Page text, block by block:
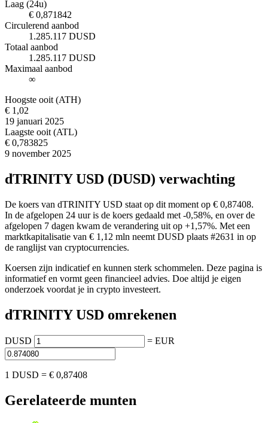
Laag (24u)
€ 0,871842
Circulerend aanbod
1.285.117 DUSD
Totaal aanbod
1.285.117 DUSD
Maximaal aanbod
∞
Hoogste ooit (ATH)
€ 1,02
19 januari 2025
Laagste ooit (ATL)
€ 0,783825
9 november 2025
dTRINITY USD (DUSD) verwachting
De koers van dTRINITY USD staat op dit moment op € 0,87408.
In de afgelopen 24 uur is de koers gedaald met -0,58%, en over de
afgelopen 7 dagen kwam de verandering uit op +1,57%. Met een
marktkapitalisatie van € 1,12 mln neemt DUSD plaats #2631 in op
de ranglijst van cryptocurrencies.
Koersen zijn indicatief en kunnen sterk schommelen. Deze pagina is
informatief en vormt geen financieel advies. Doe altijd je eigen
onderzoek voordat je in crypto investeert.
dTRINITY USD omrekenen
DUSD = EUR
1 DUSD = € 0,87408
Gerelateerde munten